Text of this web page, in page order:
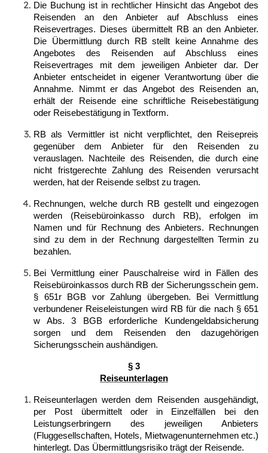
Die Buchung ist in rechtlicher Hinsicht das Angebot des
Reisenden an den Anbieter auf Abschluss eines
Reisevertrages. Dieses übermittelt RB an den Anbieter.
Die Übermittlung durch RB stellt keine Annahme des
Angebotes des Reisenden auf Abschluss eines
Reisevertrages mit dem jeweiligen Anbieter dar. Der
Anbieter entscheidet in eigener Verantwortung über die
Annahme. Nimmt er das Angebot des Reisenden an,
erhält der Reisende eine schriftliche Reisebestätigung
oder Reisebestätigung in Textform.
RB als Vermittler ist nicht verpflichtet, den Reisepreis
gegenüber dem Anbieter für den Reisenden zu
verauslagen. Nachteile des Reisenden, die durch eine
nicht fristgerechte Zahlung des Reisenden verursacht
werden, hat der Reisende selbst zu tragen.
Rechnungen, welche durch RB gestellt und eingezogen
werden (Reisebüroinkasso durch RB), erfolgen im
Namen und für Rechnung des Anbieters. Rechnungen
sind zu dem in der Rechnung dargestellten Termin zu
bezahlen.
Bei Vermittlung einer Pauschalreise wird in Fällen des
Reisebüroinkassos durch RB der Sicherungsschein gem.
§ 651r BGB vor Zahlung übergeben. Bei Vermittlung
verbundener Reiseleistungen wird RB für die nach § 651
w Abs. 3 BGB erforderliche Kundengeldabsicherung
sorgen und dem Reisenden den dazugehörigen
Sicherungsschein aushändigen.
§ 3
Reiseunterlagen
Reiseunterlagen werden dem Reisenden ausgehändigt,
per Post übermittelt oder in Einzelfällen bei den
Leistungserbringern des jeweiligen Anbieters
(Fluggesellschaften, Hotels, Mietwagenunternehmen etc.)
hinterlegt. Das Übermittlungsrisiko trägt der Reisende.